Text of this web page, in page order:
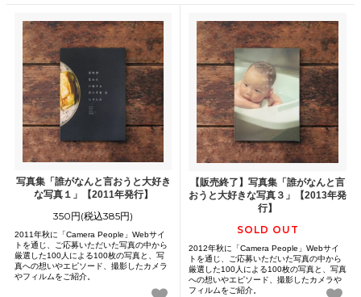
写真集「誰がなんと言おうと大好き
な写真１」【2011年発行】
350円(税込385円)
2011年秋に「Camera People」Webサイ
トを通じ、ご応募いただいた写真の中から
厳選した100人による100枚の写真と、写
真への想いやエピソード、撮影したカメラ
やフィルムをご紹介。
【販売終了】写真集「誰がなんと言
おうと大好きな写真３」【2013年発
行】
SOLD OUT
2012年秋に「Camera People」Webサイ
トを通じ、ご応募いただいた写真の中から
厳選した100人による100枚の写真と、写真
への想いやエピソード、撮影したカメラや
フィルムをご紹介。